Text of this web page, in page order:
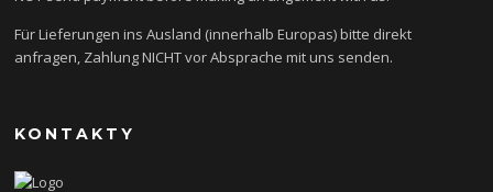
Für Lieferungen ins Ausland (innerhalb Europas) bitte direkt
anfragen, Zahlung NICHT vor Absprache mit uns senden.
KONTAKTY